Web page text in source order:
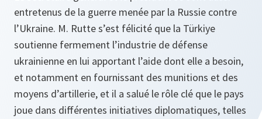
entretenus de la guerre menée par la Russie contre
l’Ukraine. M. Rutte s’est félicité que la Türkiye
soutienne fermement l’industrie de défense
ukrainienne en lui apportant l’aide dont elle a besoin,
et notamment en fournissant des munitions et des
moyens d’artillerie, et il a salué le rôle clé que le pays
joue dans différentes initiatives diplomatiques, telles